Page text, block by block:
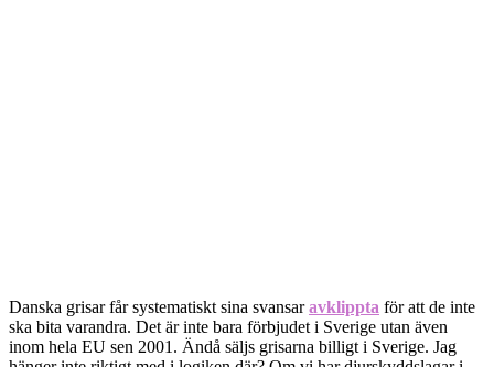
Danska grisar får systematiskt sina svansaravklippta för att de inte
ska bita varandra. Det är inte bara förbjudet i Sverige utan även
inom hela EU sen 2001. Ändå säljs grisarna billigt i Sverige. Jag